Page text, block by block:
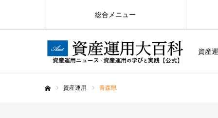
資産
総合メニュー
資産運用 青森県